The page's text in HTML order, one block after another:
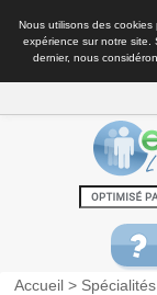
Nous utilisons des cookies
expérience sur notre site.
dernier, nous
Accueil > Spécialités